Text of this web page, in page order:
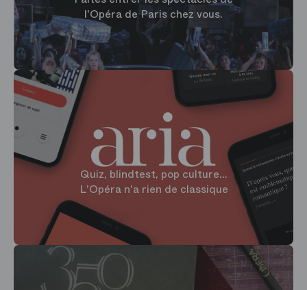
l'Opéra de Paris chez vous.
Quiz, blindtest, pop culture...
L'Opéra n'a rien de classique